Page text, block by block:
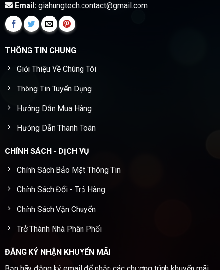
Email:giahungtech.contact@gmail.com
THÔNG TIN CHUNG
Giới Thiệu Về Chúng Tôi
Thông Tin Tuyển Dụng
Hướng Dẫn Mua Hàng
Hướng Dẫn Thanh Toán
CHÍNH SÁCH - DỊCH VỤ
Chính Sách Bảo Mật Thông Tin
Chính Sách Đổi - Trả Hàng
Chính Sách Vận Chuyển
Trở Thành Nhà Phân Phối
ĐĂNG KÝ NHẬN KHUYẾN MÃI